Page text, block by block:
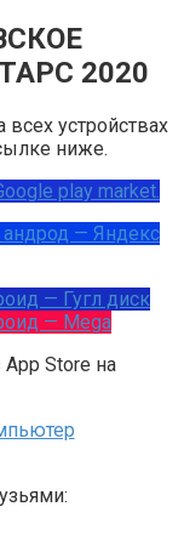
2020
устройствах
ниже.
play market.
андрод — Яндекс
— Гугл диск
— Mega
App Store на